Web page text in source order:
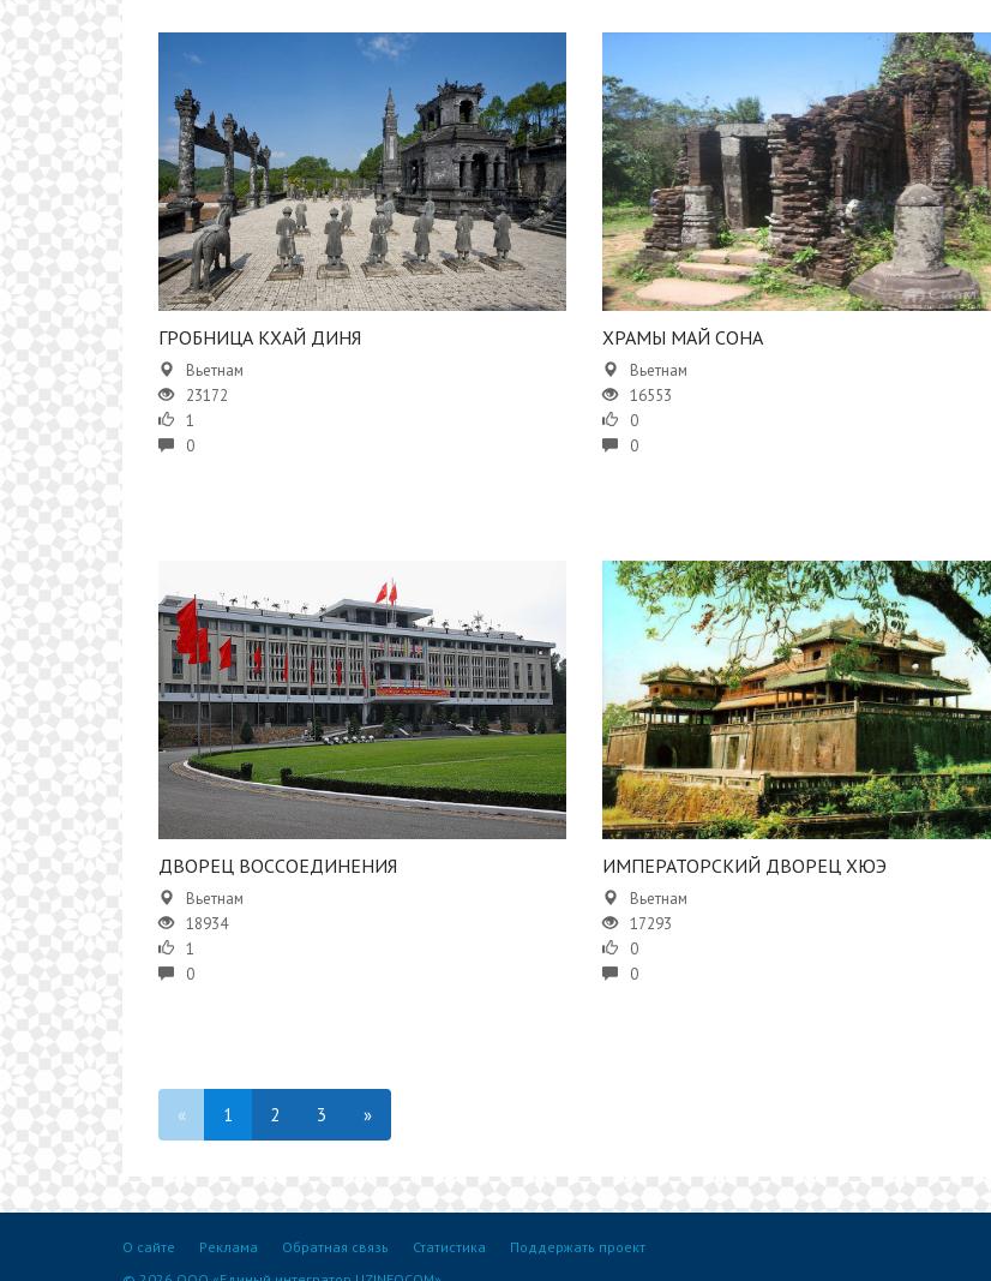
ГРОБНИЦА КХАЙ ДИНЯ
Вьетнам
23172
1
0
ХРАМЫ МАЙ СОНА
Вьетнам
16553
0
0
ДВОРЕЦ ВОССОЕДИНЕНИЯ
Вьетнам
18934
1
0
ИМПЕРАТОРСКИЙ ДВОРЕЦ ХЮЭ
Вьетнам
17293
0
0
« 1 2 3 »
О сайте Реклама Обратная связь Статистика
Поддержать проект